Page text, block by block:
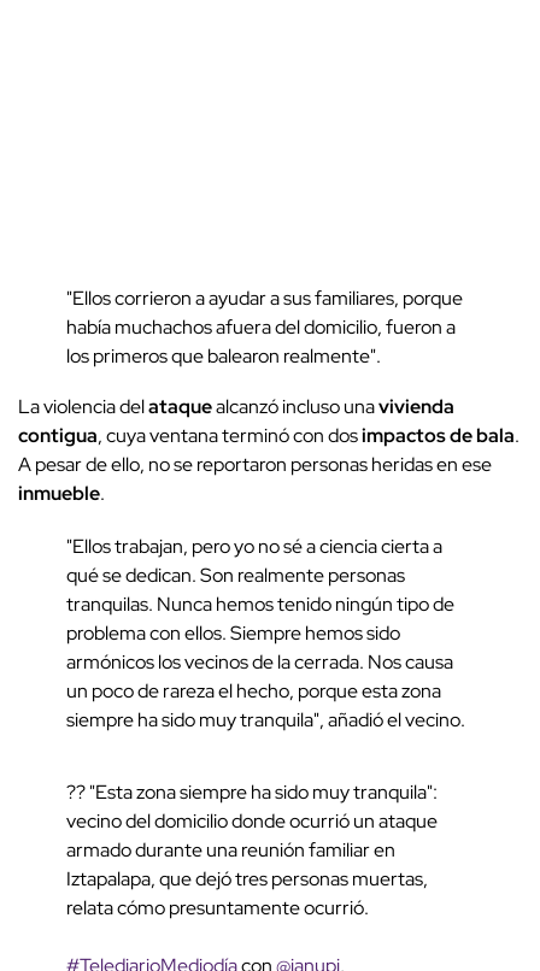
"Ellos corrieron a ayudar a sus familiares, porque
había muchachos afuera del domicilio, fueron a
los primeros que balearon realmente".
La violencia delataquealcanzó incluso unavivienda
contigua, cuya ventana terminó con dosimpactos de bala.
A pesar de ello, no se reportaron personas heridas en ese
inmueble.
"Ellos trabajan, pero yo no sé a ciencia cierta a
qué se dedican. Son realmente personas
tranquilas. Nunca hemos tenido ningún tipo de
problema con ellos. Siempre hemos sido
armónicos los vecinos de la cerrada. Nos causa
un poco de rareza el hecho, porque esta zona
siempre ha sido muy tranquila", añadió el vecino.
?? "Esta zona siempre ha sido muy tranquila":
vecino del domicilio donde ocurrió un ataque
armado durante una reunión familiar en
Iztapalapa, que dejó tres personas muertas,
relata cómo presuntamente ocurrió.